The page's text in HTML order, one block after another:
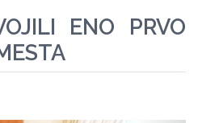
ENO PRVO